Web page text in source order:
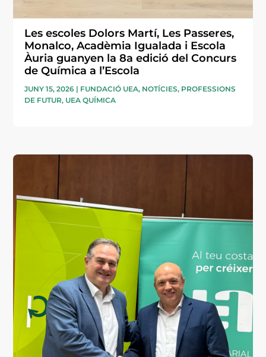
Les escoles Dolors Martí, Les Passeres,
Monalco, Acadèmia Igualada i Escola
Àuria guanyen la 8a edició del Concurs
de Química a l’Escola
JUNY 15, 2026 | FUNDACIÓ UEA, NOTÍCIES, PROFESSIONS
DE FUTUR, UEA QUÍMICA